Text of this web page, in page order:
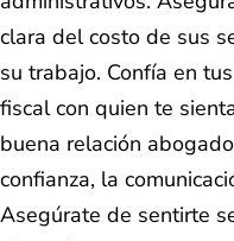
clara del costo de sus
su trabajo. Confía en
fiscal con quien te
buena relación
confianza, la
Asegúrate de sentirte